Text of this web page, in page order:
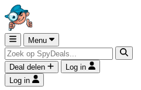
Menu
Deal delen
Log in
Log in